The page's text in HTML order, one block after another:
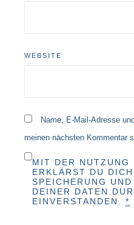
WEBSITE
Name, E-Mail-Adresse
meinen nächsten Kommentar
MIT DER NUTZUNG
ERKLÄRST DU
SPEICHERUNG
DEINER DATEN
EINVERSTANDEN. *